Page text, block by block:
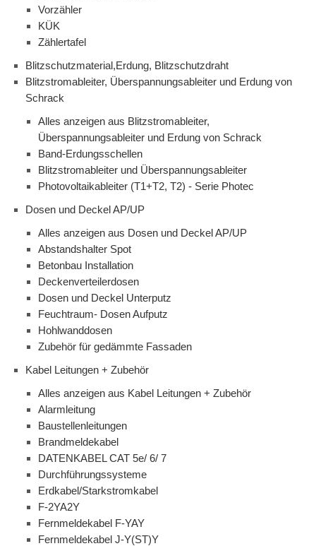
Vorzähler
KÜK
Zählertafel
Blitzschutzmaterial,Erdung, Blitzschutzdraht
Blitzstromableiter, Überspannungsableiter und Erdung von
Schrack
Alles anzeigen aus Blitzstromableiter,
Überspannungsableiter und Erdung von Schrack
Band-Erdungsschellen
Blitzstromableiter und Überspannungsableiter
Photovoltaikableiter (T1+T2, T2) - Serie Photec
Dosen und Deckel AP/UP
Alles anzeigen aus Dosen und Deckel AP/UP
Abstandshalter Spot
Betonbau Installation
Deckenverteilerdosen
Dosen und Deckel Unterputz
Feuchtraum- Dosen Aufputz
Hohlwanddosen
Zubehör für gedämmte Fassaden
Kabel Leitungen + Zubehör
Alles anzeigen aus Kabel Leitungen + Zubehör
Alarmleitung
Baustellenleitungen
Brandmeldekabel
DATENKABEL CAT 5e/ 6/ 7
Durchführungssysteme
Erdkabel/Starkstromkabel
F-2YA2Y
Fernmeldekabel F-YAY
Fernmeldekabel J-Y(ST)Y